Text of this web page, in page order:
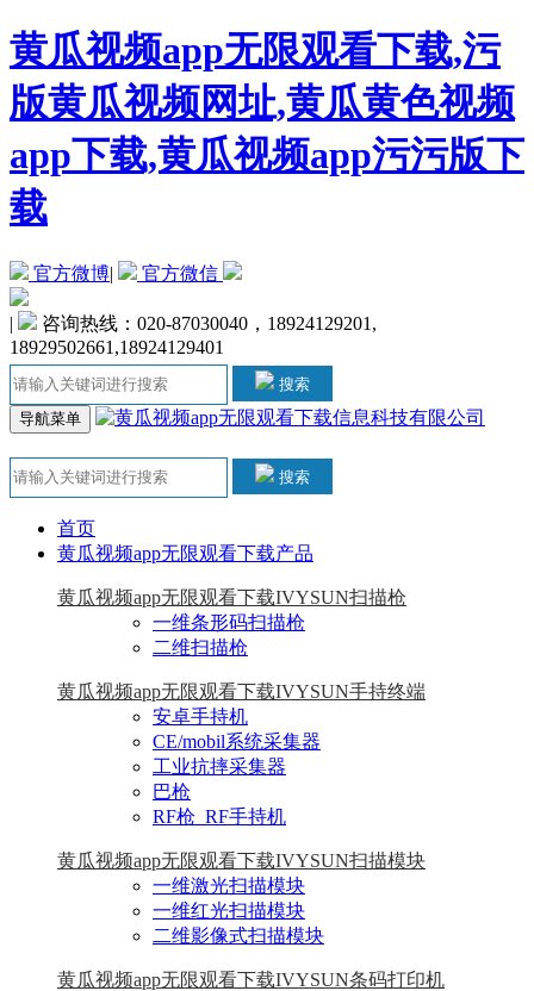
黄瓜视频app无限观看下载,污
版黄瓜视频网址,黄瓜黄色视频
app下载,黄瓜视频app污污版下
载
官方微博| 官方微信
|
咨询热线：020-87030040，18924129201,
18929502661,18924129401
搜索
导航菜单
搜索
首页
黄瓜视频app无限观看下载产品
黄瓜视频app无限观看下载IVYSUN扫描枪
一维条形码扫描枪
二维扫描枪
黄瓜视频app无限观看下载IVYSUN手持终端
安卓手持机
CE/mobil系统采集器
工业抗摔采集器
巴枪
RF枪_RF手持机
黄瓜视频app无限观看下载IVYSUN扫描模块
一维激光扫描模块
一维红光扫描模块
二维影像式扫描模块
黄瓜视频app无限观看下载IVYSUN条码打印机